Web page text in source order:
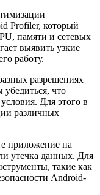
Profiler, который
памяти и сетевых
выявить узкие
работу.
разрешениях
убедиться, что
Для этого в
различных
приложение на
утечка данных. Для
такие как
Android-